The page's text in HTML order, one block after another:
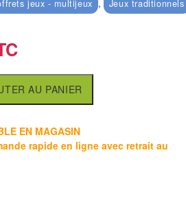
jeux - multijeux Jeux traditionnels
AU PANIER
EN MAGASIN
rapide en ligne avec retrait au